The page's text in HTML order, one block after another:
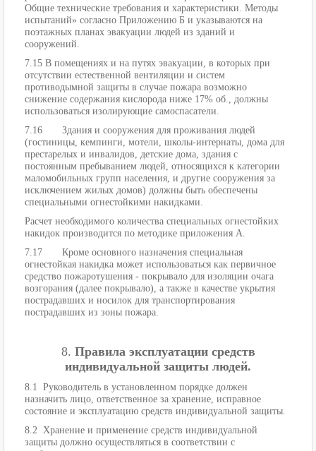
Общие технические требования и характеристики. Методы
испытаний» согласно Приложению Б и указываются на
поэтажных планах эвакуации людей из зданий и
сооружений.
7.15 В помещениях и на путях эвакуации, в которых при
отсутствии естественной вентиляции и систем
противодымной защиты в случае пожара возможно
снижение содержания кислорода ниже 17% об., должны
использоваться изолирующие самоспасатели.
7.16 Здания и сооружения для проживания людей
(гостиницы, кемпинги, мотели, школы-интернаты, дома для
престарелых и инвалидов, детские дома, здания с
постоянным пребыванием людей, относящихся к категории
маломобильных групп населения, и другие сооружения за
исключением жилых домов) должны быть обеспечены
специальными огнестойкими накидками.
Расчет необходимого количества специальных огнестойких
накидок производится по методике приложения А.
7.17 Кроме основного назначения специальная
огнестойкая накидка может использоваться как первичное
средство пожаротушения - покрывало для изоляции очага
возгорания (далее покрывало), а также в качестве укрытия
пострадавших и носилок для транспортирования
пострадавших из зоны пожара.
8. Правила эксплуатации средств
индивидуальной защиты людей.
8.1 Руководитель в установленном порядке должен
назначить лицо, ответственное за хранение, исправное
состояние и эксплуатацию средств индивидуальной защиты.
8.2 Хранение и применение средств индивидуальной
защиты должно осуществляться в соответствии с